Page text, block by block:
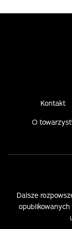
Kontakt
O
Dalsze